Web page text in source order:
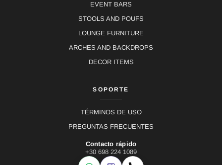
EVENT BARS
STOOLS AND POUFS
LOUNGE FURNITURE
ARCHES AND BACKDROPS
DECOR ITEMS
SOPORTE
TÉRMINOS DE USO
PREGUNTAS FRECUENTES
Contacto rápido
+30 698 224 1089